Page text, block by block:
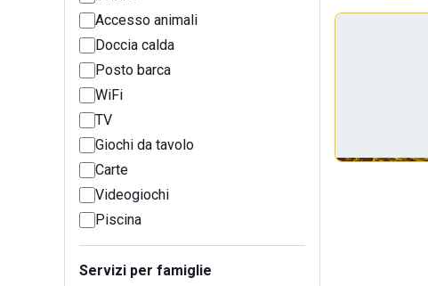
Accesso animali
Doccia calda
Posto barca
WiFi
TV
Giochi da tavolo
Carte
Videogiochi
Piscina
Servizi per famiglie